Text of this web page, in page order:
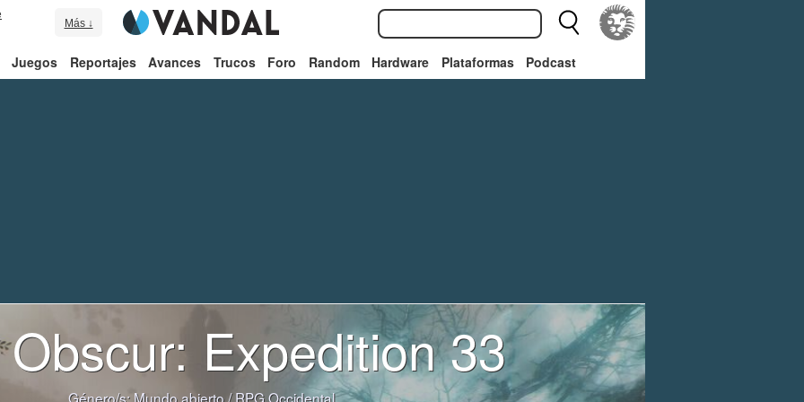
Más ↓
Juegos Reportajes Avances Trucos Foro Random Hardware Plataformas Podcast
Expedition 33
Género/s: Mundo abierto/RPG Occidental